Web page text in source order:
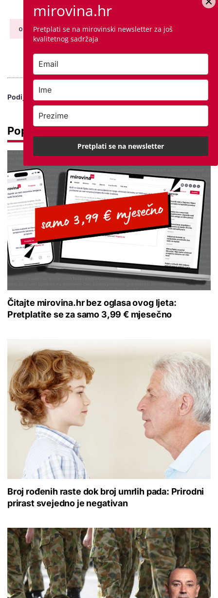
godine ustavnih sudaca
odabir ustavnih sudaca suci Ustavnog suda
ustav ustavni suci
Podijeli vijest
Popularno
Čitajte mirovina.hr bez oglasa ovog ljeta:
Pretplatite se za samo 3,99 € mjesečno
Broj rođenih raste dok broj umrlih pada: Prirodni
prirast svejedno je negativan
mirovina.hr
Pretplati se na mirovinski newsletter za još
kvalitetnog sadržaja
Pretplati se na newsletter